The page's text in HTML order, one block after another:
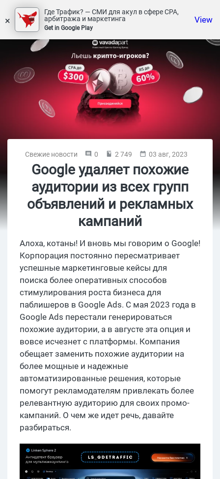
×
Где Трафик? — СМИ для акул в сфере СРА,
арбитража и маркетинга
Get in Google Play
View
Свежие новости 0 2 749 03 авг, 2023
Google удаляет похожие
аудитории из всех групп
объявлений и рекламных
кампаний
Алоха, котаны! И вновь мы говорим о Google!
Корпорация постоянно пересматривает
успешные маркетинговые кейсы для
поиска более оперативных способов
стимулирования роста бизнеса для
паблишеров в Google Ads. С мая 2023 года в
Google Ads перестали генерироваться
похожие аудитории, а в августе эта опция и
вовсе исчезнет с платформы. Компания
обещает заменить похожие аудитории на
более мощные и надежные
автоматизированные решения, которые
помогут рекламодателям привлекать более
релевантную аудиторию для своих промо-
кампаний. О чем же идет речь, давайте
разбираться.